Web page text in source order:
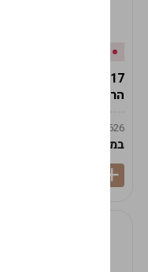
הרמס 19ס"מ -לבן נקי
9009492379626
במארז